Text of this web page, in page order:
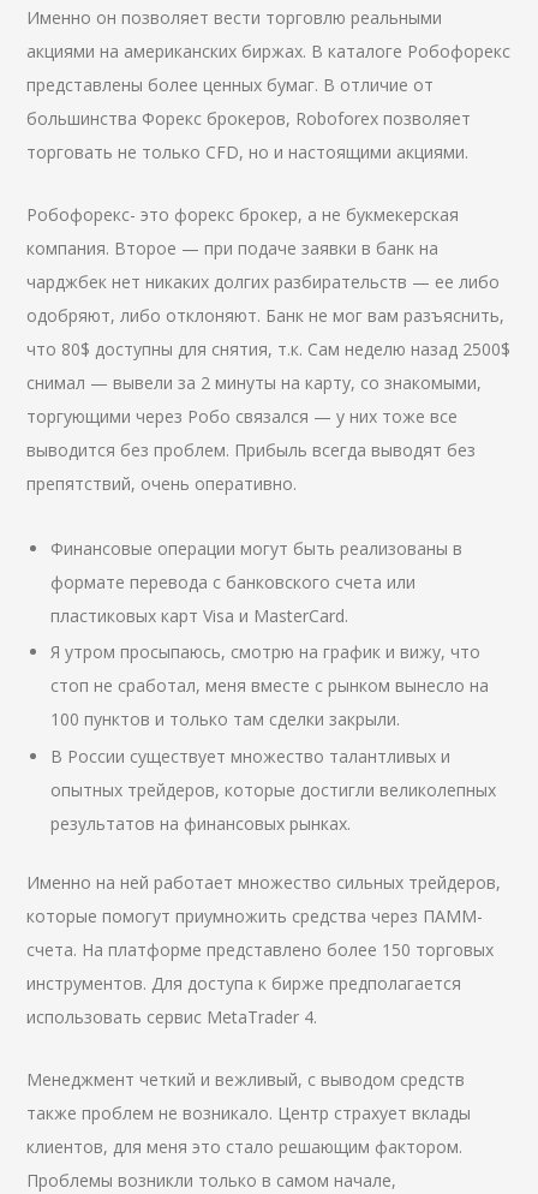
Именно он позволяет вести торговлю реальными
акциями на американских биржах. В каталоге Робофорекс
представлены более ценных бумаг. В отличие от
большинства Форекс брокеров, Roboforex позволяет
торговать не только CFD, но и настоящими акциями.
Робофорекс- это форекс брокер, а не букмекерская
компания. Второе — при подаче заявки в банк на
чарджбек нет никаких долгих разбирательств — ее либо
одобряют, либо отклоняют. Банк не мог вам разъяснить,
что 80$ доступны для снятия, т.к. Сам неделю назад 2500$
снимал — вывели за 2 минуты на карту, со знакомыми,
торгующими через Робо связался — у них тоже все
выводится без проблем. Прибыль всегда выводят без
препятствий, очень оперативно.
Финансовые операции могут быть реализованы в
формате перевода с банковского счета или
пластиковых карт Visa и MasterCard.
Я утром просыпаюсь, смотрю на график и вижу, что
стоп не сработал, меня вместе с рынком вынесло на
100 пунктов и только там сделки закрыли.
В России существует множество талантливых и
опытных трейдеров, которые достигли великолепных
результатов на финансовых рынках.
Именно на ней работает множество сильных трейдеров,
которые помогут приумножить средства через ПАММ-
счета. На платформе представлено более 150 торговых
инструментов. Для доступа к бирже предполагается
использовать сервис MetaTrader 4.
Менеджмент четкий и вежливый, с выводом средств
также проблем не возникало. Центр страхует вклады
клиентов, для меня это стало решающим фактором.
Проблемы возникли только в самом начале,